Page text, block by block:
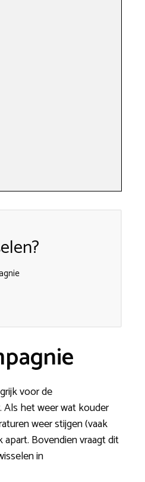
voor de
Als het weer wat kouder
weer stijgen (vaak
Bovendien vraagt dit
in